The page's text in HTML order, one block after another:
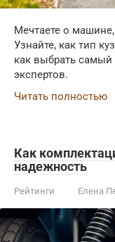
Мечтаете о
Узнайте, как тип
как выбрать
экспертов.
Читать полностью
Как
надежность
Рейтинги Елена